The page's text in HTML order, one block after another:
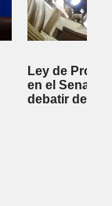
Ley de
en el Senado
debatir